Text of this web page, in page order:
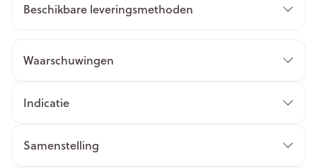
Beschikbare leveringsmethoden
Waarschuwingen
Indicatie
Samenstelling